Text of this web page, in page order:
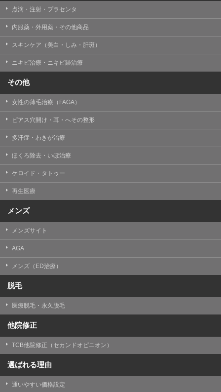
【個人情報の共同利用について】
TCBグループは、【利用目的】達成に必要な範囲で、取
得情報を共同して利用することがあります。
なお、共同利用にあたっては、一般社団法人メディカル
アライアンスが個人情報の管理について責任を有しま
一般社団法人メディカルアライアンス
代表電話番号03-6459-0169
①共同して利用される情報
【取得する情報】に規定されている取得情報
②共同して利用する者の範囲
【基本理念】に規定するTCBグループ
③共同利用する者の利用目的
【利用目的】の達成のため
【外部委託について】
TCBグループは、【利用目的】の達成に必要な範囲内に
おいて、取得情報の取扱いの全部または一部を外部の業
務委託先に委託することがあります。取得情報の取り扱
いを委託する場合、委託先との間で、個人情報の保護に
正に管理されるよう確保します。
【第三者提供について】
TCBグループは、個人情報保護法その他の法令により認
められる場合を除き、患者様の同意なしに、取得情報を
委託先以外の第三者に開示・提供することはありませ
ん。
TCBグループは、本人の申し出により個人情報に関する
について、これを適切に対応します。
問合せ先：個人情報お問合せフォーム
点滴・注射・プラセンタ
内服薬・外用薬・その他商品
スキンケア（美白・しみ・肝斑）
ニキビ治療・ニキビ跡治療
その他
女性の薄毛治療（FAGA）
ピアス穴開け・耳・へその整形
多汗症・わきが治療
ほくろ除去・いぼ治療
ケロイド・タトゥー
再生医療
メンズ
メンズサイト
AGA
メンズ（ED治療）
脱毛
医療脱毛・永久脱毛
他院修正
TCB他院修正（セカンドオピニオン）
選ばれる理由
通いやすい価格設定